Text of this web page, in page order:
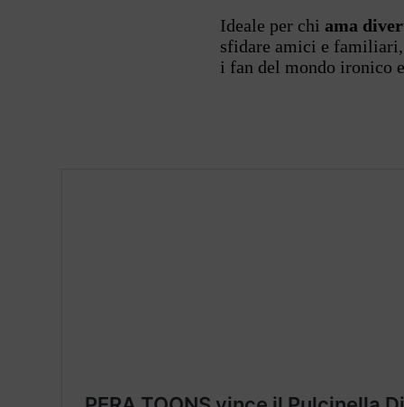
Ideale per chi ama
sfidare amici e
i fan del mondo ironico